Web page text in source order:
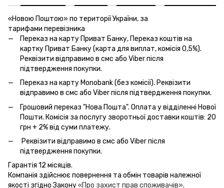
«Новою Поштою» по території України, за
тарифами перевізника
Переказ на карту Приват Банку, Переказ коштів на
картку Приват Банку (карта для виплат, комісія 0,5%).
Реквізити відправимо в смс або Viber після
підтвердження покупки.
Переказ на карту Monobank (без комісії). Реквізити
відправимо в смс або Viber після підтвердження покупки.
Грошовий переказ "Нова Пошта". Оплата у відділенні Нової
Пошти. Комісія за послугу зворотньої доставки коштів: 20
грн + 2% від суми платежу.
Реквізити відправимо в смс або Viber після
підтвердження покупки.
Гарантія 12 місяців.
Компанія здійснює повернення та обмін товарів належної
якості згідно Закону«Про захист прав споживачів».